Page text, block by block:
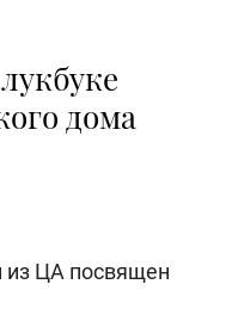
дома
из ЦА посвящен